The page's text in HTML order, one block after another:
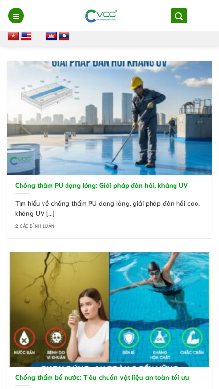
Chuyển
đến
nội
dung
Chống thấm PU dạng lỏng: Giải pháp đàn hồi, kháng UV
Tìm hiểu về chống thấm PU dạng lỏng, giải pháp đàn hồi cao,
kháng UV [...]
2 CÁC BÌNH LUẬN
Chống thấm bể nước: Tiêu chuẩn vật liệu an toàn tối ưu